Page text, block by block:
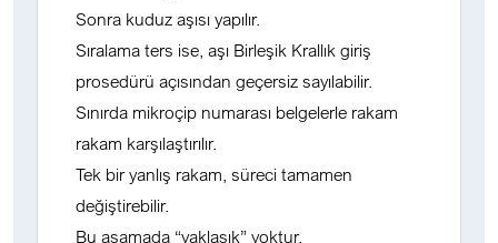
Sonra kuduz aşısı yapılır.
Sıralama ters ise, aşı Birleşik Krallık giriş
prosedürü açısından geçersiz sayılabilir.
Sınırda mikroçip numarası belgelerle rakam
rakam karşılaştırılır.
Tek bir yanlış rakam, süreci tamamen
değiştirebilir.
Bu aşamada “yaklaşık” yoktur.